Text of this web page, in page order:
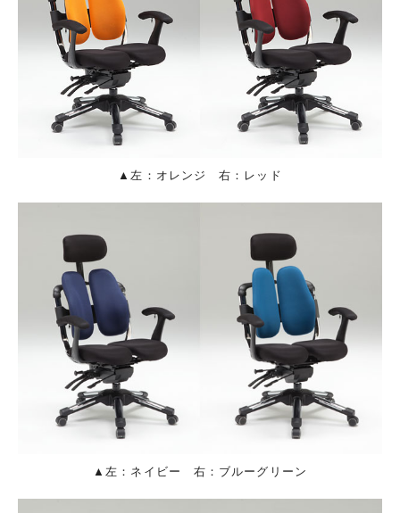
▲左：オレンジ 右：レッド
▲左：ネイビー 右：ブルーグリーン